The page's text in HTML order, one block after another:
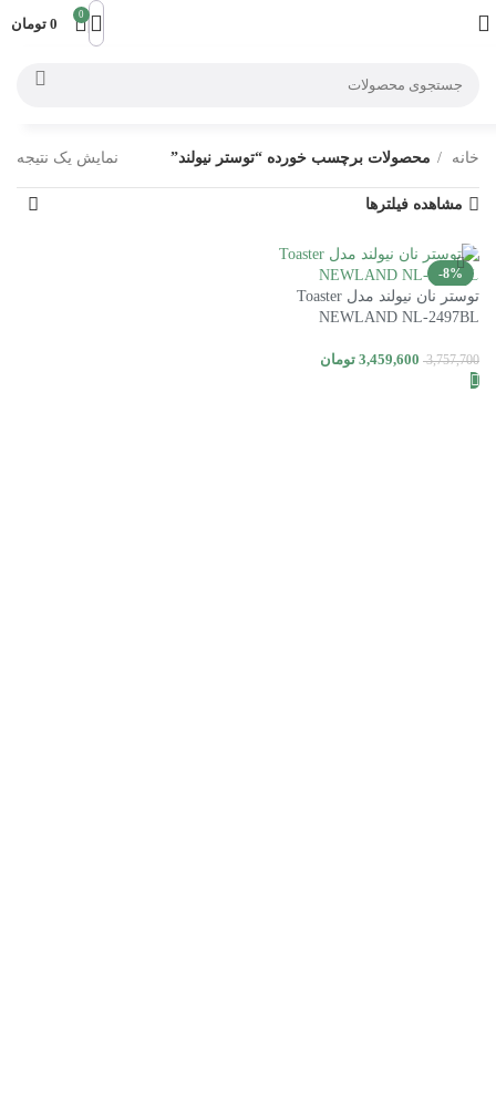
0
0 تومان
خانه محصولات برچسب خورده “توستر نیولند” نمایش یک نتیجه
مشاهده فیلترها
-8%
اتمام موجودی
توستر نان نیولند مدل Toaster
NEWLAND NL-2497BL
3,757,700
3,459,600 تومان